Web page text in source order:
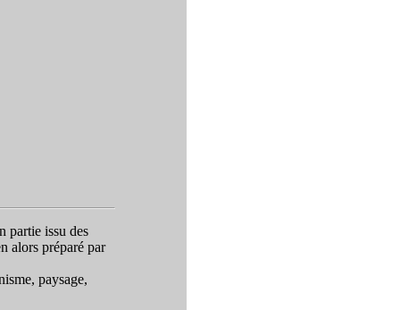
partie issu des
alors préparé par
paysage,